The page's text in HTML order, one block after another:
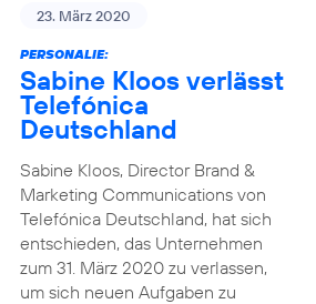
23. März 2020
PERSONALIE:
Sabine Kloos verlässt
Telefónica
Deutschland
Sabine Kloos, Director Brand &
Marketing Communications von
Telefónica Deutschland, hat sich
entschieden, das Unternehmen
zum 31. März 2020 zu verlassen,
um sich neuen Aufgaben zu